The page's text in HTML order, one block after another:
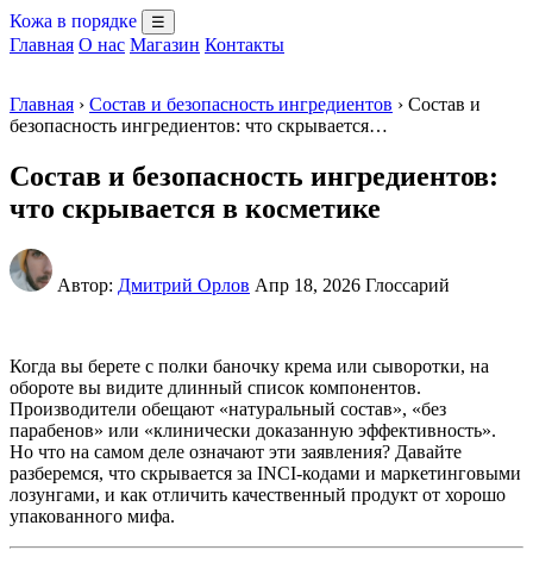
Кожа в порядке ☰
Главная О нас Магазин Контакты
Главная › Состав и безопасность ингредиентов › Состав и
безопасность ингредиентов: что скрывается…
Состав и безопасность ингредиентов:
что скрывается в косметике
Автор: Дмитрий Орлов Апр 18, 2026 Глоссарий
Когда вы берете с полки баночку крема или сыворотки, на
обороте вы видите длинный список компонентов.
Производители обещают «натуральный состав», «без
парабенов» или «клинически доказанную эффективность».
Но что на самом деле означают эти заявления? Давайте
разберемся, что скрывается за INCI-кодами и маркетинговыми
лозунгами, и как отличить качественный продукт от хорошо
упакованного мифа.